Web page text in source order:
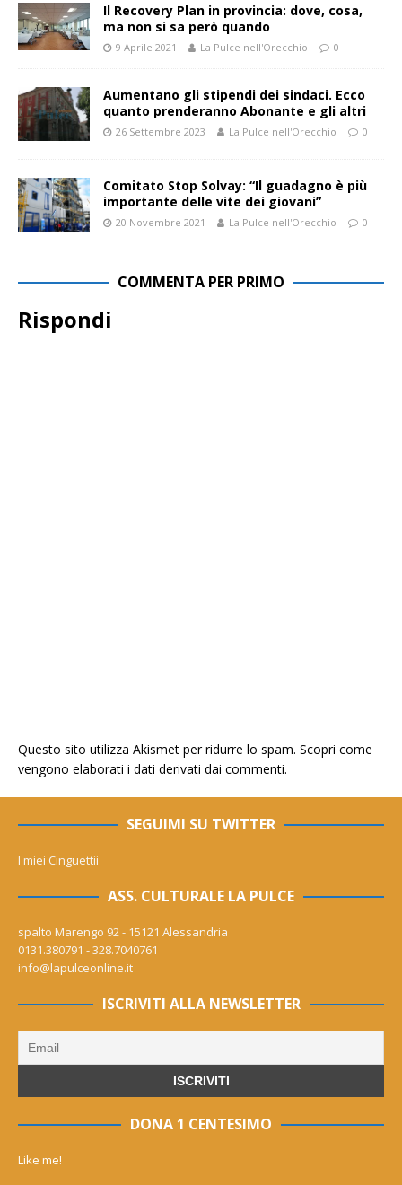
Il Recovery Plan in provincia: dove, cosa,
ma non si sa però quando
9 Aprile 2021 La Pulce nell'Orecchio 0
Aumentano gli stipendi dei sindaci. Ecco
quanto prenderanno Abonante e gli altri
26 Settembre 2023 La Pulce nell'Orecchio 0
Comitato Stop Solvay: “Il guadagno è più
importante delle vite dei giovani”
20 Novembre 2021 La Pulce nell'Orecchio 0
COMMENTA PER PRIMO
Rispondi
Questo sito utilizza Akismet per ridurre lo spam. Scopri come
vengono elaborati i dati derivati dai commenti.
SEGUIMI SU TWITTER
I miei Cinguettii
ASS. CULTURALE LA PULCE
spalto Marengo 92 - 15121 Alessandria
0131.380791 - 328.7040761
info@lapulceonline.it
ISCRIVITI ALLA NEWSLETTER
DONA 1 CENTESIMO
Like me!